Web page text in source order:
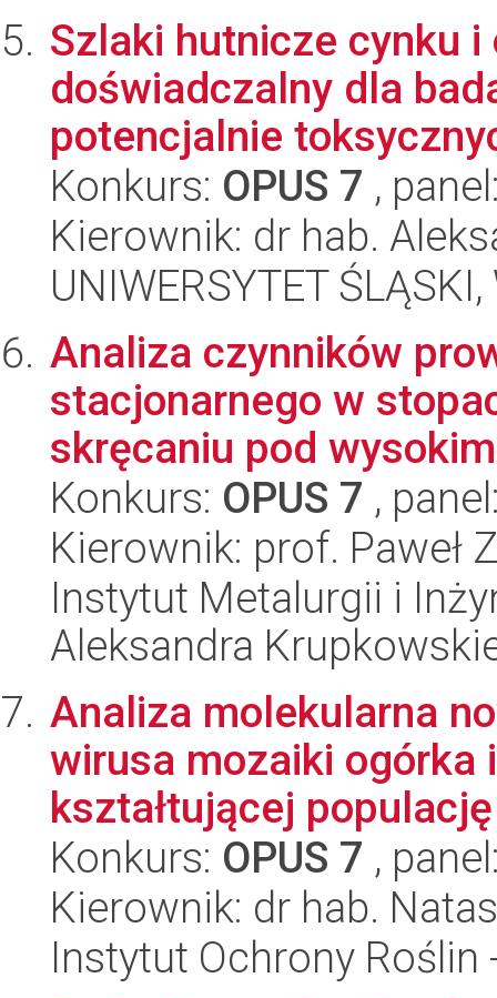
Szlaki hutnicze cynku i
doświadczalny dla
potencjalnie
Konkurs: OPUS 7 ,
Kierownik: dr hab.
UNIWERSYTET
Analiza czynników
stacjonarnego w
skręcaniu pod
Konkurs: OPUS 7 ,
Kierownik: prof. Paweł
Instytut Metalurgii i
Aleksandra
Analiza molekularna
wirusa mozaiki ogórka
kształtującej
Konkurs: OPUS 7 ,
Kierownik: dr hab.
Instytut Ochrony